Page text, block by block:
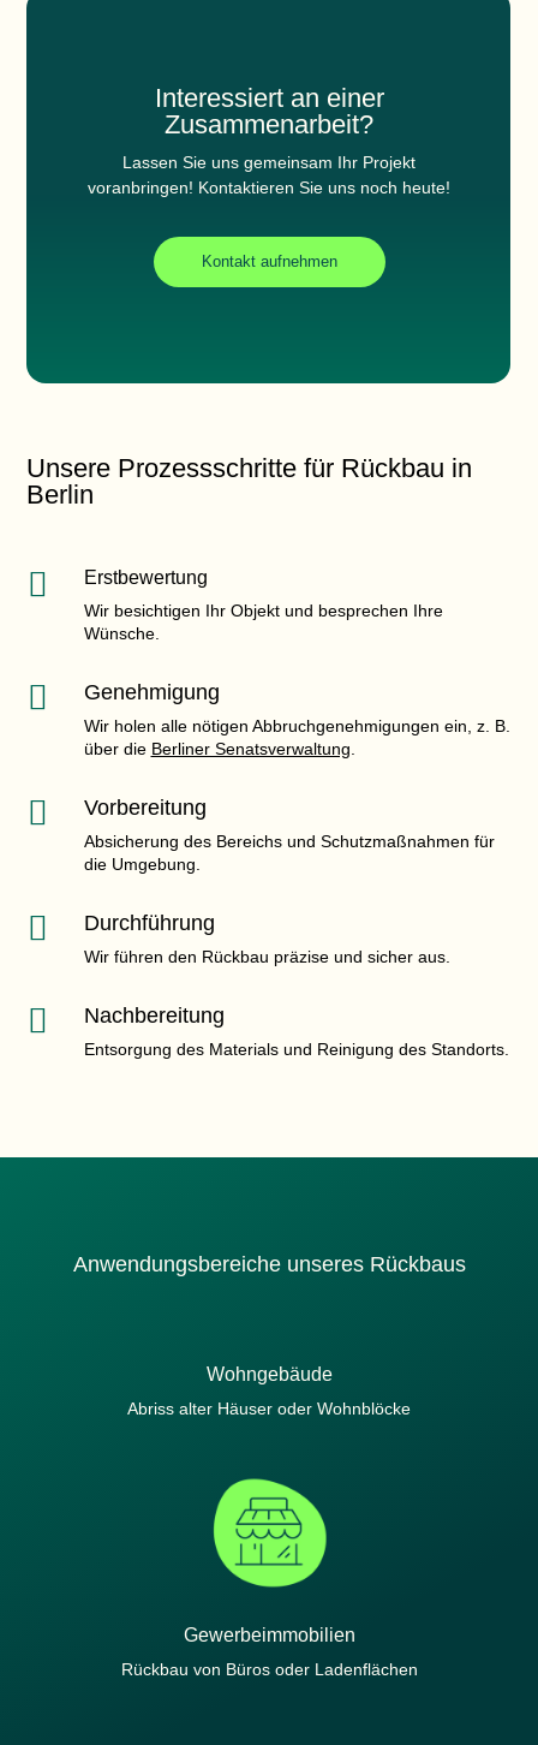
Interessiert an einer
Zusammenarbeit?
Lassen Sie uns gemeinsam Ihr Projekt
voranbringen! Kontaktieren Sie uns noch heute!
Kontakt aufnehmen
Unsere Prozessschritte für Rückbau in
Berlin
 Erstbewertung
Wir besichtigen Ihr Objekt und besprechen Ihre
Wünsche.
 Genehmigung
Wir holen alle nötigen Abbruchgenehmigungen ein, z. B.
über die Berliner Senatsverwaltung
 Vorbereitung
Absicherung des Bereichs und Schutzmaßnahmen für
die Umgebung.
 Durchführung
Wir führen den Rückbau präzise und sicher aus.
 Nachbereitung
Entsorgung des Materials und Reinigung des Standorts.
Anwendungsbereiche unseres Rückbaus
Wohngebäude
Abriss alter Häuser oder Wohnblöcke
Gewerbeimmobilien
Rückbau von Büros oder Ladenflächen